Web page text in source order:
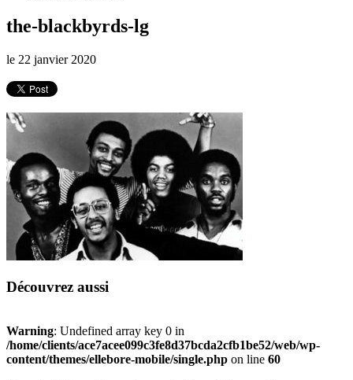
the-blackbyrds-lg
le 22 janvier 2020
Découvrez aussi
Warning: Undefined array key 0 in
/home/clients/ace7acee099c3fe8d37bcda2cfb1be52/web/wp-
content/themes/ellebore-mobile/single.php on line 60